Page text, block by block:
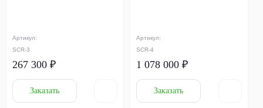
Артикул:
SCR-3
267 300 ₽
Заказать
Артикул:
SCR-4
1 078 000 ₽
Заказать